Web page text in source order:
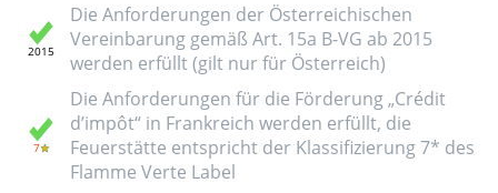
Die Anforderungen der Österreichischen
Vereinbarung gemäß Art. 15a B-VG ab 2015
werden erfüllt (gilt nur für Österreich)
Die Anforderungen für die Förderung „Crédit
d’impôt“ in Frankreich werden erfüllt, die
Feuerstätte entspricht der Klassifizierung 7* des
Flamme Verte Label